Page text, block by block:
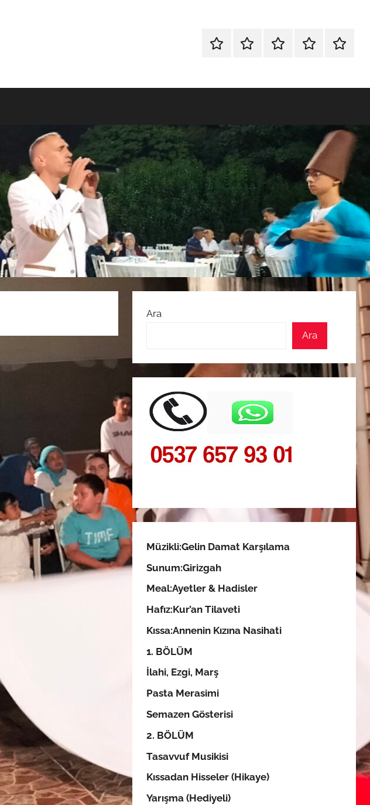
ANA
SÜNNETİLAHİ
HAKKIMIZDA
Ara
Ara
Müzikli:Gelin Damat Karşılama
Sunum:Girizgah
Meal:Ayetler & Hadisler
Hafız:Kur’an Tilaveti
Kıssa:Annenin Kızına Nasihati
1. BÖLÜM
İlahi, Ezgi, Marş
Pasta Merasimi
Semazen Gösterisi
2. BÖLÜM
Tasavvuf Musikisi
Kıssadan Hisseler (Hikaye)
Yarışma (Hediyeli)